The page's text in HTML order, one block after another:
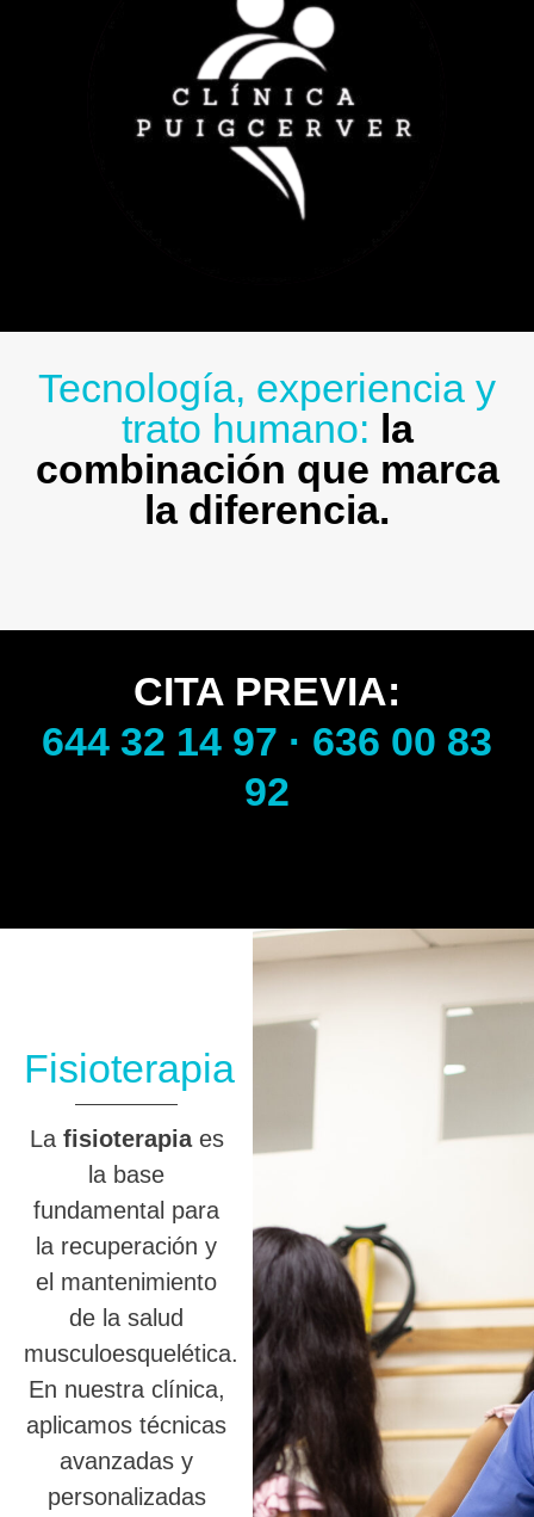
Tecnología, experiencia y
trato humano: la
combinación que marca
la diferencia.
CITA PREVIA:
644 32 14 97 · 636 00 83
92
Fisioterapia
La fisioterapiaes
la base
fundamental para
la recuperación y
el mantenimiento
de la salud
musculoesquelética.
En nuestra clínica,
aplicamos técnicas
avanzadas y
personalizadas